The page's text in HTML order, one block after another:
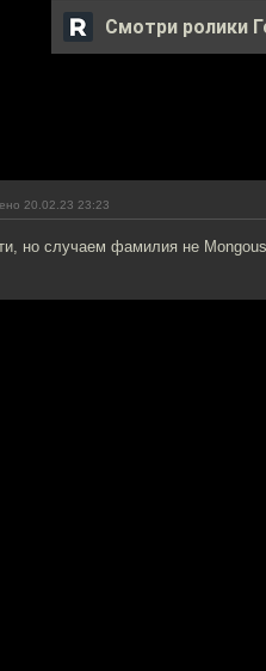
Смотри ролики
20.02.23 23:23
но случаем фамилия не